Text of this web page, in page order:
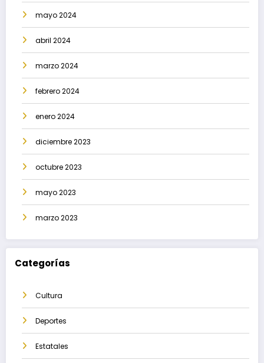
mayo 2024
abril 2024
marzo 2024
febrero 2024
enero 2024
diciembre 2023
octubre 2023
mayo 2023
marzo 2023
Categorías
Cultura
Deportes
Estatales